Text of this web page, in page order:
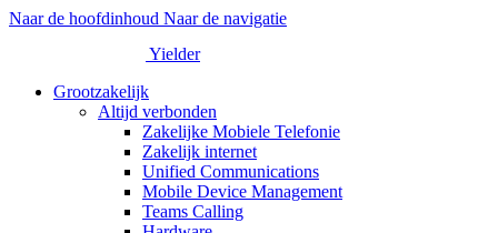
Naar de hoofdinhoud Naar de navigatie
Yielder
Grootzakelijk
Altijd verbonden
Zakelijke Mobiele Telefonie
Zakelijk internet
Unified Communications
Mobile Device Management
Teams Calling